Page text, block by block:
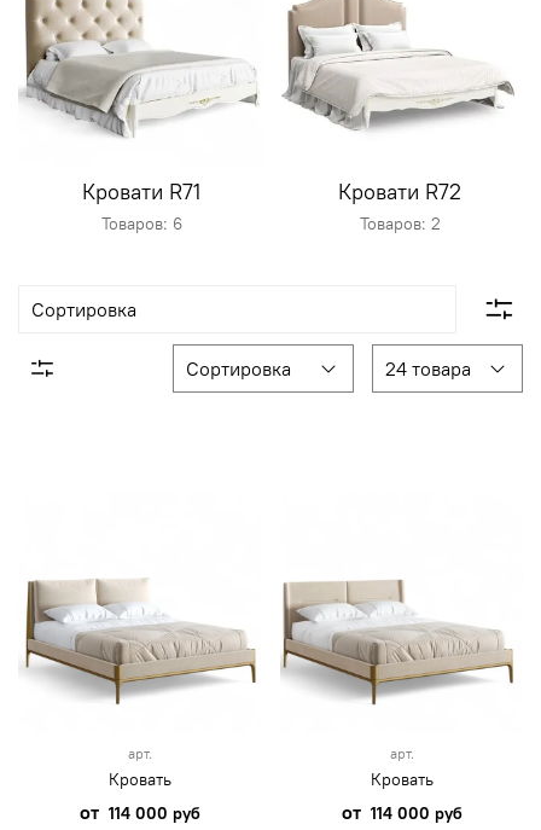
Кровати R71
Товаров: 6
Кровати R72
Товаров: 2
арт.
Кровать
от 114 000 руб
арт.
Кровать
от 114 000 руб